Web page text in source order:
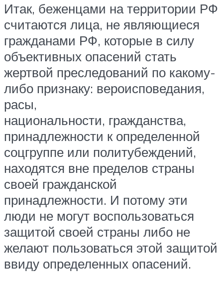
Итак, беженцами на территории РФ
считаются лица, не являющиеся
гражданами РФ, которые в силу
объективных опасений стать
жертвой преследований по какому-
либо признаку: вероисповедания,
расы,
национальности, гражданства,
принадлежности к определенной
соцгруппе или политубеждений,
находятся вне пределов страны
своей гражданской
принадлежности. И потому эти
люди не могут воспользоваться
защитой своей страны либо не
желают пользоваться этой защитой
ввиду определенных опасений.